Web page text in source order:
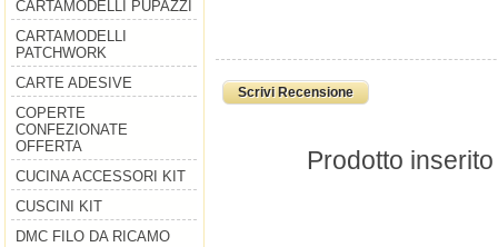
CARTAMODELLI PUPAZZI
CARTAMODELLI
PATCHWORK
CARTE ADESIVE
COPERTE
CONFEZIONATE
OFFERTA
CUCINA ACCESSORI KIT
CUSCINI KIT
DMC FILO DA RICAMO
Scrivi Recensione
Prodotto